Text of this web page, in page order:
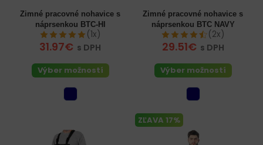
Zimné pracovné nohavice s
náprsenkou BTC-HI
(1x)
31.97€ s DPH
Výber možností
Zimné pracovné nohavice s
náprsenkou BTC NAVY
(2x)
29.51€ s DPH
Výber možností
ZĽAVA 17%